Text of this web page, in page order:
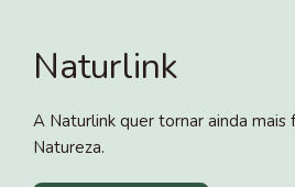
Naturlink
A Naturlink quer tornar ainda mais
Natureza.